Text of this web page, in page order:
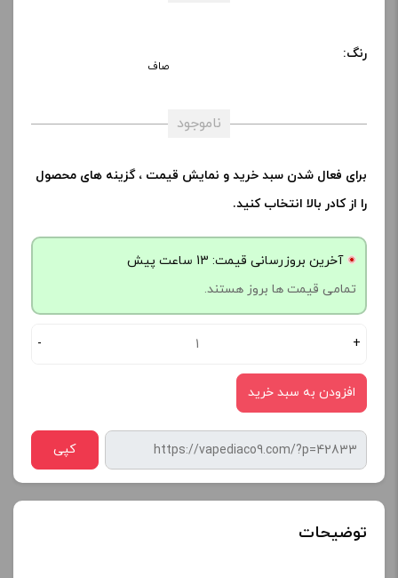
رنگ:
صاف
ناموجود
برای فعال شدن سبد خرید و نمایش قیمت ، گزینه های محصول
را از کادر بالا انتخاب کنید.
آخرین بروزرسانی قیمت: 13 ساعت پیش
تمامی قیمت ها بروز هستند.
- +
افزودن به سبد خرید
کپی
توضیحات